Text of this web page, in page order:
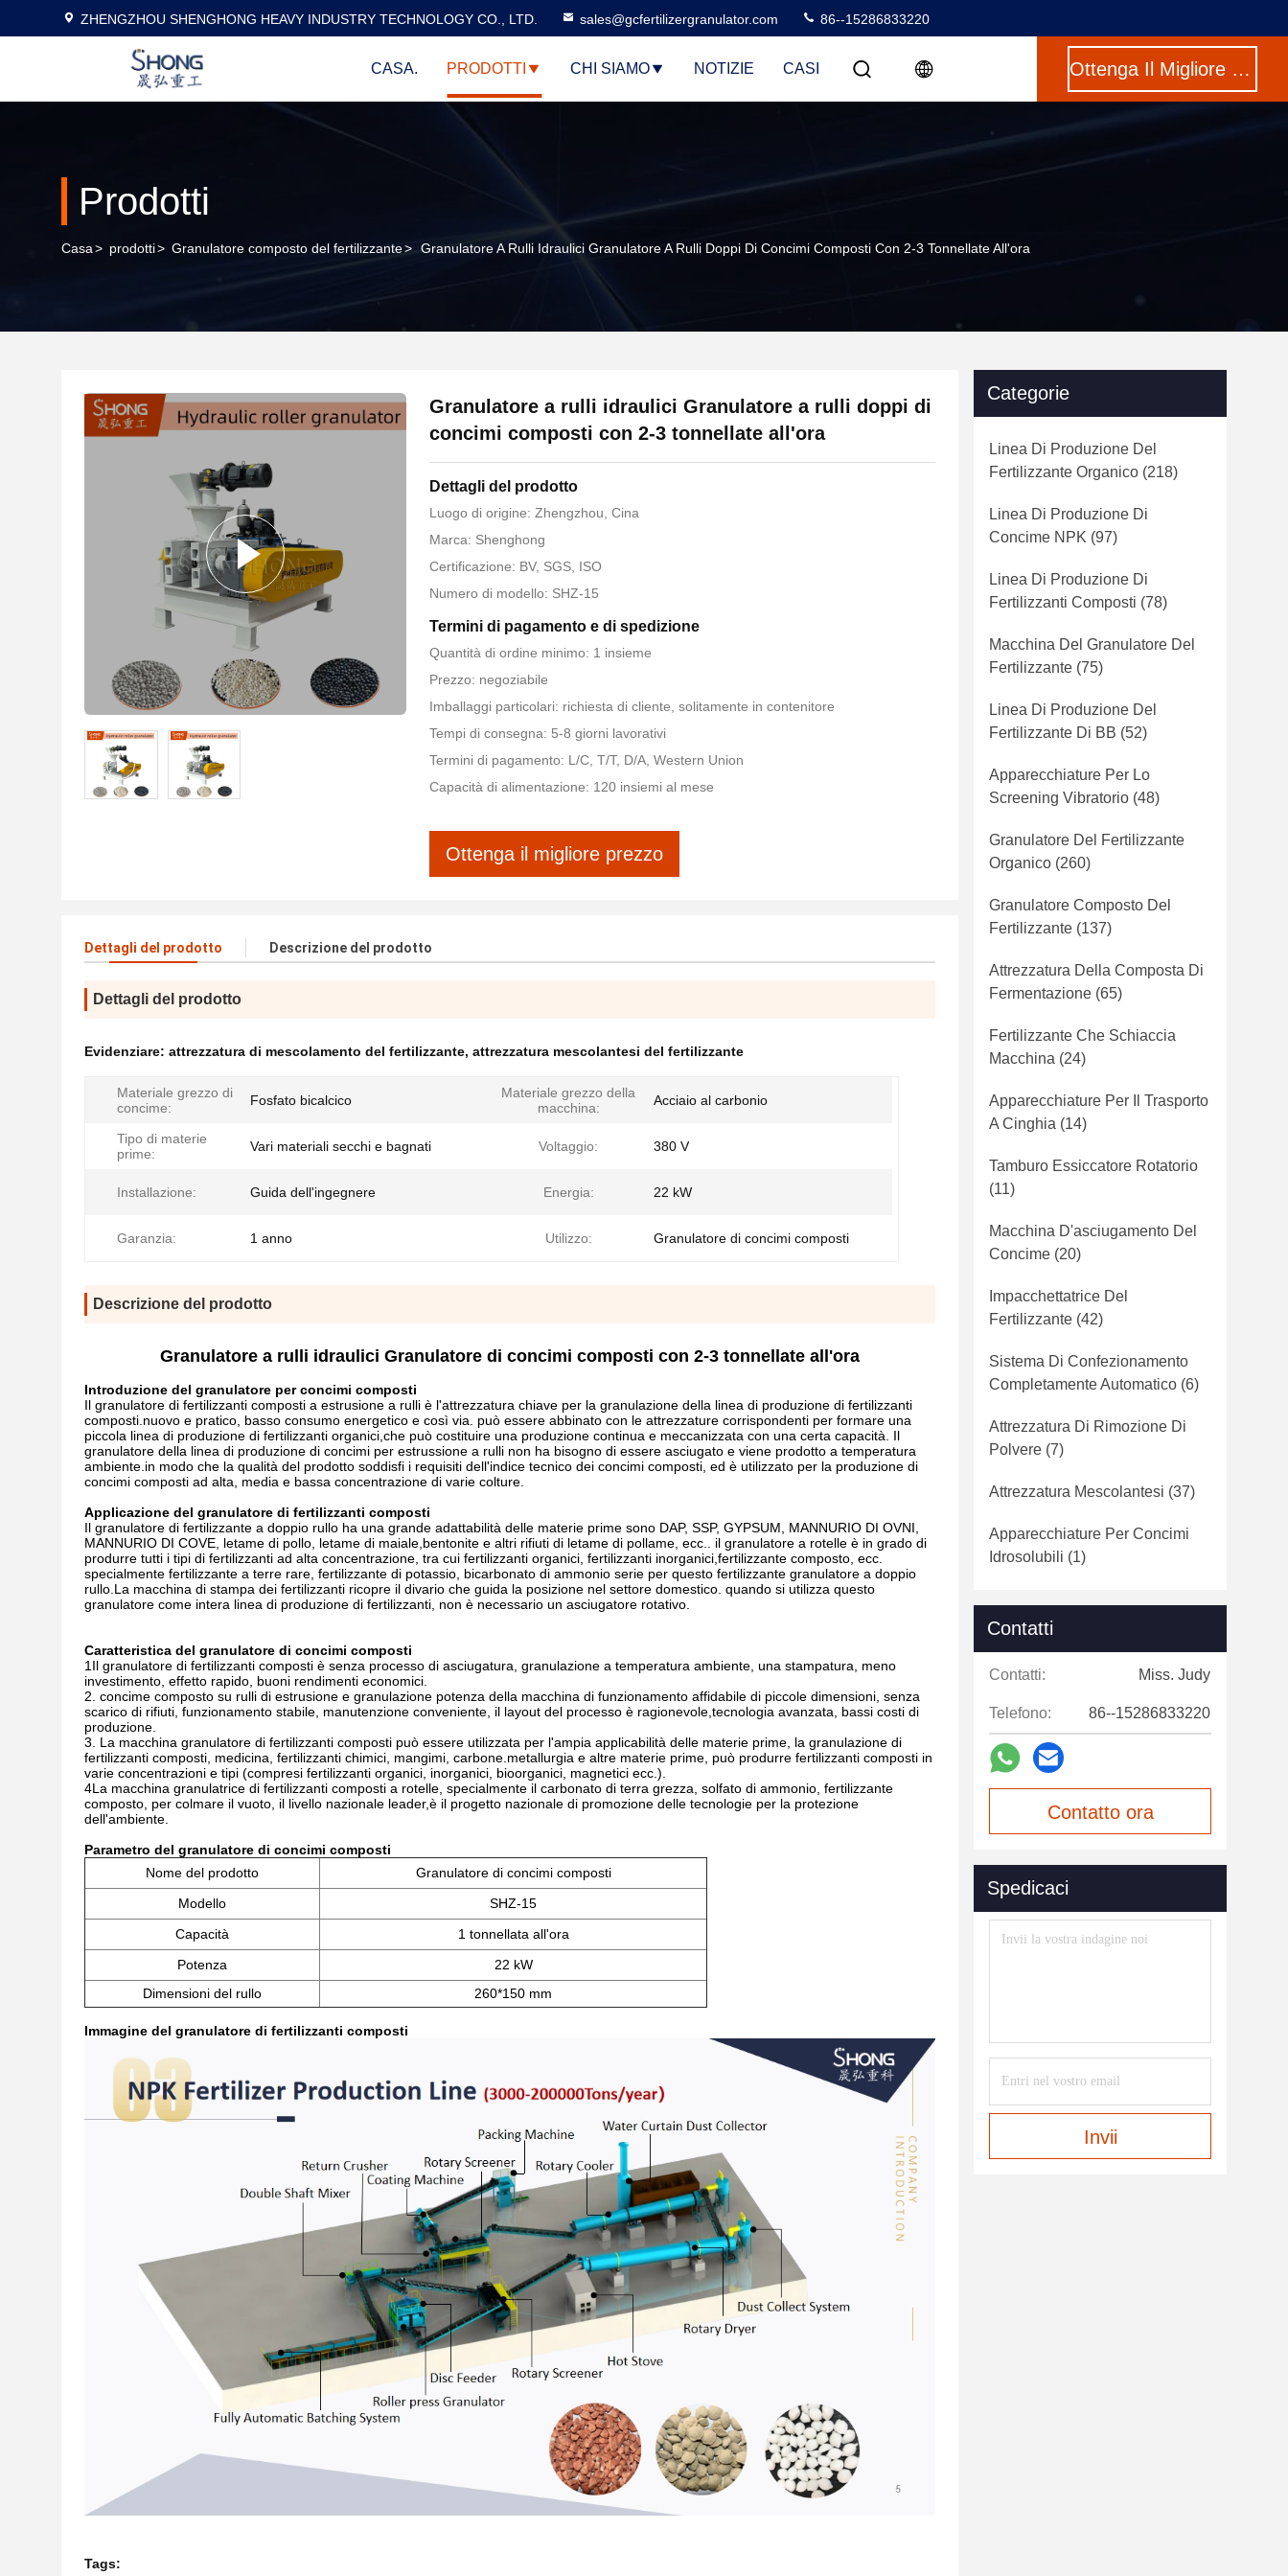
ZHENGZHOU SHENGHONG HEAVY INDUSTRY TECHNOLOGY CO., LTD. sales@gcfertilizergranulator.com 86--15286833220
CASA. PRODOTTI CHI SIAMO NOTIZIE CASI Ottenga Il Migliore Prezzo
Prodotti
Casa> prodotti> Granulatore composto del fertilizzante> Granulatore A Rulli Idraulici Granulatore A Rulli Doppi Di Concimi Composti Con 2-3 Tonnellate All'ora
Granulatore a rulli idraulici Granulatore a rulli doppi di
concimi composti con 2-3 tonnellate all'ora
Dettagli del prodotto
Luogo di origine: Zhengzhou, Cina
Marca: Shenghong
Certificazione: BV, SGS, ISO
Numero di modello: SHZ-15
Termini di pagamento e di spedizione
Quantità di ordine minimo: 1 insieme
Prezzo: negoziabile
Imballaggi particolari: richiesta di cliente, solitamente in contenitore
Tempi di consegna: 5-8 giorni lavorativi
Termini di pagamento: L/C, T/T, D/A, Western Union
Capacità di alimentazione: 120 insiemi al mese
Ottenga il migliore prezzo
Dettagli del prodotto Descrizione del prodotto
Dettagli del prodotto
Evidenziare: attrezzatura di mescolamento del fertilizzante, attrezzatura mescolantesi del fertilizzante
Materiale grezzo di
concime:
Fosfato bicalcico
Materiale grezzo della
macchina:
Acciaio al carbonio
Tipo di materie
prime:
Vari materiali secchi e bagnati Voltaggio: 380 V
Installazione: Guida dell'ingegnere Energia: 22 kW
Garanzia: 1 anno Utilizzo: Granulatore di concimi composti
Descrizione del prodotto
Granulatore a rulli idraulici Granulatore di concimi composti con 2-3 tonnellate all'ora
Introduzione del granulatore per concimi composti
Il granulatore di fertilizzanti composti a estrusione a rulli è l'attrezzatura chiave per la granulazione della linea di produzione di fertilizzanti
composti.nuovo e pratico, basso consumo energetico e così via. può essere abbinato con le attrezzature corrispondenti per formare una
piccola linea di produzione di fertilizzanti organici,che può costituire una produzione continua e meccanizzata con una certa capacità. Il
granulatore della linea di produzione di concimi per estrussione a rulli non ha bisogno di essere asciugato e viene prodotto a temperatura
ambiente.in modo che la qualità del prodotto soddisfi i requisiti dell'indice tecnico dei concimi composti, ed è utilizzato per la produzione di
concimi composti ad alta, media e bassa concentrazione di varie colture.
Applicazione del granulatore di fertilizzanti composti
Il granulatore di fertilizzante a doppio rullo ha una grande adattabilità delle materie prime sono DAP, SSP, GYPSUM, MANNURIO DI OVNI,
MANNURIO DI COVE, letame di pollo, letame di maiale,bentonite e altri rifiuti di letame di pollame, ecc.. il granulatore a rotelle è in grado di
produrre tutti i tipi di fertilizzanti ad alta concentrazione, tra cui fertilizzanti organici, fertilizzanti inorganici,fertilizzante composto, ecc.
specialmente fertilizzante a terre rare, fertilizzante di potassio, bicarbonato di ammonio serie per questo fertilizzante granulatore a doppio
rullo.La macchina di stampa dei fertilizzanti ricopre il divario che guida la posizione nel settore domestico. quando si utilizza questo
granulatore come intera linea di produzione di fertilizzanti, non è necessario un asciugatore rotativo.
Caratteristica del granulatore di concimi composti
1Il granulatore di fertilizzanti composti è senza processo di asciugatura, granulazione a temperatura ambiente, una stampatura, meno
investimento, effetto rapido, buoni rendimenti economici.
2. concime composto su rulli di estrusione e granulazione potenza della macchina di funzionamento affidabile di piccole dimensioni, senza
scarico di rifiuti, funzionamento stabile, manutenzione conveniente, il layout del processo è ragionevole,tecnologia avanzata, bassi costi di
produzione.
3. La macchina granulatore di fertilizzanti composti può essere utilizzata per l'ampia applicabilità delle materie prime, la granulazione di
fertilizzanti composti, medicina, fertilizzanti chimici, mangimi, carbone.metallurgia e altre materie prime, può produrre fertilizzanti composti in
varie concentrazioni e tipi (compresi fertilizzanti organici, inorganici, bioorganici, magnetici ecc.).
4La macchina granulatrice di fertilizzanti composti a rotelle, specialmente il carbonato di terra grezza, solfato di ammonio, fertilizzante
composto, per colmare il vuoto, il livello nazionale leader,è il progetto nazionale di promozione delle tecnologie per la protezione
dell'ambiente.
Parametro del granulatore di concimi composti
Nome del prodotto
Granulatore di concimi composti
Modello
SHZ-15
Capacità
1 tonnellata all'ora
Potenza
22 kW
Dimensioni del rullo
260*150 mm
Immagine del granulatore di fertilizzanti composti
Tags:
Categorie
Linea Di Produzione Del
Fertilizzante Organico (218)
Linea Di Produzione Di
Concime NPK (97)
Linea Di Produzione Di
Fertilizzanti Composti (78)
Macchina Del Granulatore Del
Fertilizzante (75)
Linea Di Produzione Del
Fertilizzante Di BB (52)
Apparecchiature Per Lo
Screening Vibratorio (48)
Granulatore Del Fertilizzante
Organico (260)
Granulatore Composto Del
Fertilizzante (137)
Attrezzatura Della Composta Di
Fermentazione (65)
Fertilizzante Che Schiaccia
Macchina (24)
Apparecchiature Per Il Trasporto
A Cinghia (14)
Tamburo Essiccatore Rotatorio
(11)
Macchina D'asciugamento Del
Concime (20)
Impacchettatrice Del
Fertilizzante (42)
Sistema Di Confezionamento
Completamente Automatico (6)
Attrezzatura Di Rimozione Di
Polvere (7)
Attrezzatura Mescolantesi (37)
Apparecchiature Per Concimi
Idrosolubili (1)
Contatti
Contatti: Miss. Judy
Telefono: 86--15286833220
Contatto ora
Spedicaci
Invii